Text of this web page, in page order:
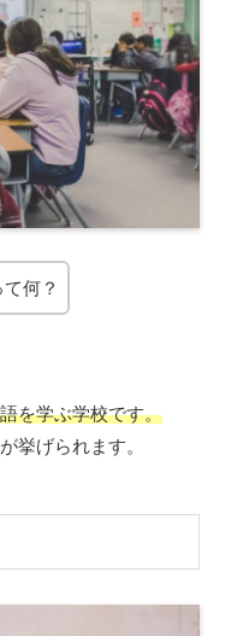
何？
を学ぶ学校です。
挙げられます。